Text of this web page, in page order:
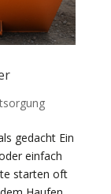
gedacht Ein
einfach
starten oft